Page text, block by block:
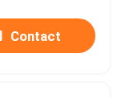
Contact